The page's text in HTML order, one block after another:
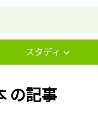
スタディ
の記事